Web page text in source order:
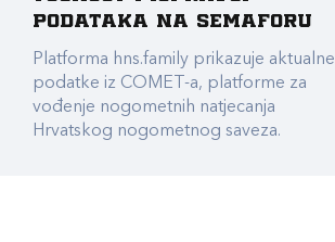
podataka na Semaforu
Platforma hns.family prikazuje aktualne
podatke iz COMET-a, platforme za
vođenje nogometnih natjecanja
Hrvatskog nogometnog saveza.